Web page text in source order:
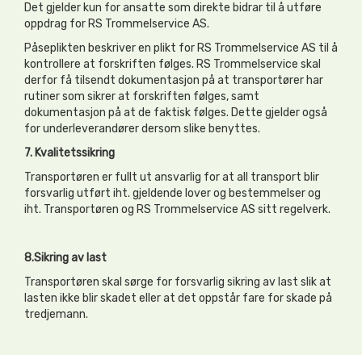
Det gjelder kun for ansatte som direkte bidrar til å utføre
oppdrag for RS Trommelservice AS.
Påseplikten beskriver en plikt for RS Trommelservice AS til å
kontrollere at forskriften følges. RS Trommelservice skal
derfor få tilsendt dokumentasjon på at transportører har
rutiner som sikrer at forskriften følges, samt
dokumentasjon på at de faktisk følges. Dette gjelder også
for underleverandører dersom slike benyttes.
7. Kvalitetssikring
Transportøren er fullt ut ansvarlig for at all transport blir
forsvarlig utført iht. gjeldende lover og bestemmelser og
iht. Transportøren og RS Trommelservice AS sitt regelverk.
8.Sikring av last
Transportøren skal sørge for forsvarlig sikring av last slik at
lasten ikke blir skadet eller at det oppstår fare for skade på
tredjemann.